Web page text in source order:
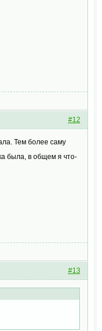
#12
Тем более саму
была, в общем я что-
#13